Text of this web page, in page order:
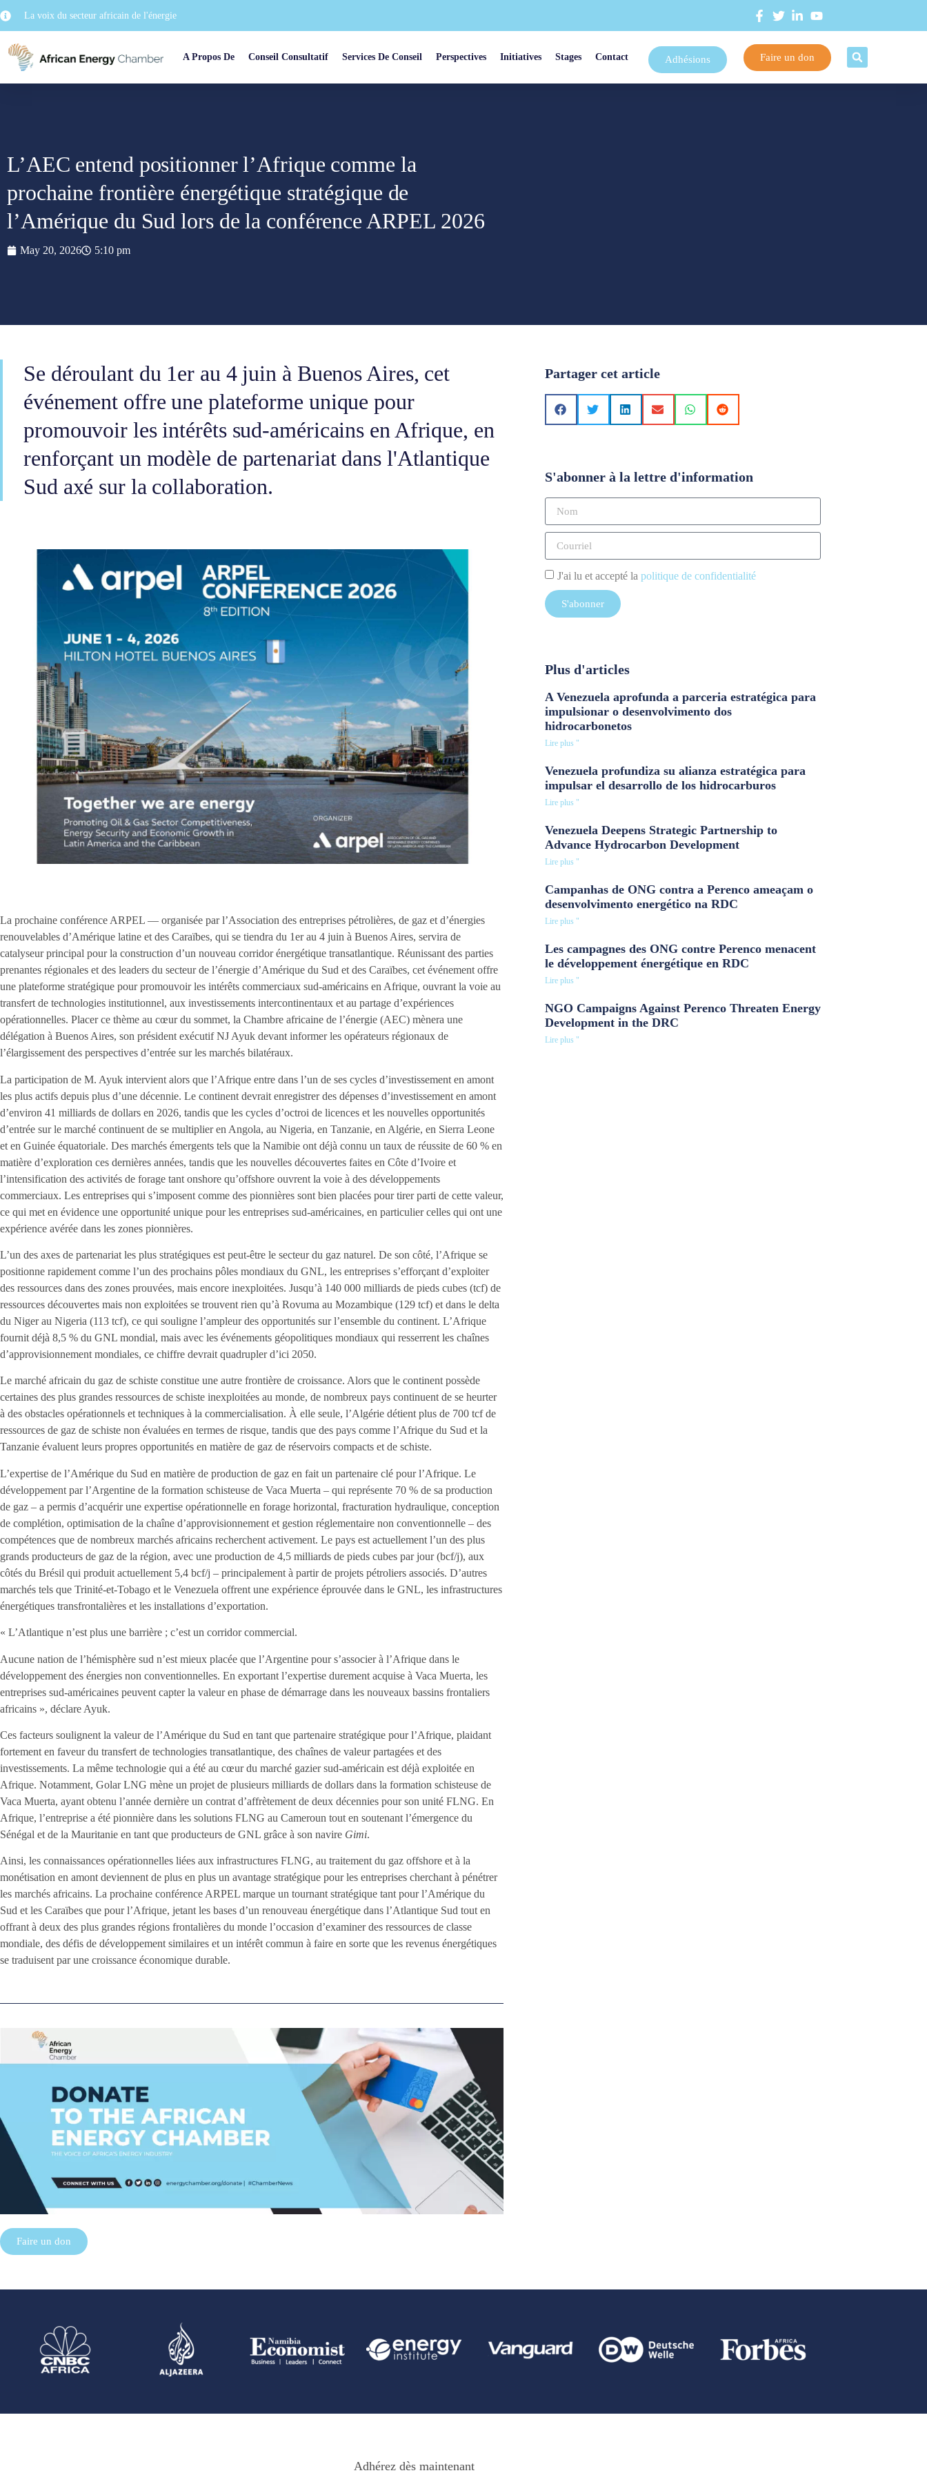
La voix du secteur africain de l'énergie
A Propos De Conseil Consultatif Services De Conseil Perspectives Initiatives Stages Contact Adhésions Faire un don
L’AEC entend positionner l’Afrique comme la
prochaine frontière énergétique stratégique de
l’Amérique du Sud lors de la conférence ARPEL 2026
May 20, 2026 5:10 pm
Se déroulant du 1er au 4 juin à Buenos Aires, cet
événement offre une plateforme unique pour
promouvoir les intérêts sud-américains en Afrique, en
renforçant un modèle de partenariat dans l'Atlantique
Sud axé sur la collaboration.
La prochaine conférence ARPEL — organisée par l’Association des entreprises pétrolières, de gaz et d’énergies
renouvelables d’Amérique latine et des Caraïbes, qui se tiendra du 1er au 4 juin à Buenos Aires, servira de
catalyseur principal pour la construction d’un nouveau corridor énergétique transatlantique. Réunissant des parties
prenantes régionales et des leaders du secteur de l’énergie d’Amérique du Sud et des Caraïbes, cet événement offre
une plateforme stratégique pour promouvoir les intérêts commerciaux sud-américains en Afrique, ouvrant la voie au
transfert de technologies institutionnel, aux investissements intercontinentaux et au partage d’expériences
opérationnelles. Placer ce thème au cœur du sommet, la Chambre africaine de l’énergie (AEC) mènera une
délégation à Buenos Aires, son président exécutif NJ Ayuk devant informer les opérateurs régionaux de
l’élargissement des perspectives d’entrée sur les marchés bilatéraux.
La participation de M. Ayuk intervient alors que l’Afrique entre dans l’un de ses cycles d’investissement en amont
les plus actifs depuis plus d’une décennie. Le continent devrait enregistrer des dépenses d’investissement en amont
d’environ 41 milliards de dollars en 2026, tandis que les cycles d’octroi de licences et les nouvelles opportunités
d’entrée sur le marché continuent de se multiplier en Angola, au Nigeria, en Tanzanie, en Algérie, en Sierra Leone
et en Guinée équatoriale. Des marchés émergents tels que la Namibie ont déjà connu un taux de réussite de 60 % en
matière d’exploration ces dernières années, tandis que les nouvelles découvertes faites en Côte d’Ivoire et
l’intensification des activités de forage tant onshore qu’offshore ouvrent la voie à des développements
commerciaux. Les entreprises qui s’imposent comme des pionnières sont bien placées pour tirer parti de cette valeur,
ce qui met en évidence une opportunité unique pour les entreprises sud-américaines, en particulier celles qui ont une
expérience avérée dans les zones pionnières.
L’un des axes de partenariat les plus stratégiques est peut-être le secteur du gaz naturel. De son côté, l’Afrique se
positionne rapidement comme l’un des prochains pôles mondiaux du GNL, les entreprises s’efforçant d’exploiter
des ressources dans des zones prouvées, mais encore inexploitées. Jusqu’à 140 000 milliards de pieds cubes (tcf) de
ressources découvertes mais non exploitées se trouvent rien qu’à Rovuma au Mozambique (129 tcf) et dans le delta
du Niger au Nigeria (113 tcf), ce qui souligne l’ampleur des opportunités sur l’ensemble du continent. L’Afrique
fournit déjà 8,5 % du GNL mondial, mais avec les événements géopolitiques mondiaux qui resserrent les chaînes
d’approvisionnement mondiales, ce chiffre devrait quadrupler d’ici 2050.
Le marché africain du gaz de schiste constitue une autre frontière de croissance. Alors que le continent possède
certaines des plus grandes ressources de schiste inexploitées au monde, de nombreux pays continuent de se heurter
à des obstacles opérationnels et techniques à la commercialisation. À elle seule, l’Algérie détient plus de 700 tcf de
ressources de gaz de schiste non évaluées en termes de risque, tandis que des pays comme l’Afrique du Sud et la
Tanzanie évaluent leurs propres opportunités en matière de gaz de réservoirs compacts et de schiste.
L’expertise de l’Amérique du Sud en matière de production de gaz en fait un partenaire clé pour l’Afrique. Le
développement par l’Argentine de la formation schisteuse de Vaca Muerta – qui représente 70 % de sa production
de gaz – a permis d’acquérir une expertise opérationnelle en forage horizontal, fracturation hydraulique, conception
de complétion, optimisation de la chaîne d’approvisionnement et gestion réglementaire non conventionnelle – des
compétences que de nombreux marchés africains recherchent activement. Le pays est actuellement l’un des plus
grands producteurs de gaz de la région, avec une production de 4,5 milliards de pieds cubes par jour (bcf/j), aux
côtés du Brésil qui produit actuellement 5,4 bcf/j – principalement à partir de projets pétroliers associés. D’autres
marchés tels que Trinité-et-Tobago et le Venezuela offrent une expérience éprouvée dans le GNL, les infrastructures
énergétiques transfrontalières et les installations d’exportation.
« L’Atlantique n’est plus une barrière ; c’est un corridor commercial.
Aucune nation de l’hémisphère sud n’est mieux placée que l’Argentine pour s’associer à l’Afrique dans le
développement des énergies non conventionnelles. En exportant l’expertise durement acquise à Vaca Muerta, les
entreprises sud-américaines peuvent capter la valeur en phase de démarrage dans les nouveaux bassins frontaliers
africains », déclare Ayuk.
Ces facteurs soulignent la valeur de l’Amérique du Sud en tant que partenaire stratégique pour l’Afrique, plaidant
fortement en faveur du transfert de technologies transatlantique, des chaînes de valeur partagées et des
investissements. La même technologie qui a été au cœur du marché gazier sud-américain est déjà exploitée en
Afrique. Notamment, Golar LNG mène un projet de plusieurs milliards de dollars dans la formation schisteuse de
Vaca Muerta, ayant obtenu l’année dernière un contrat d’affrètement de deux décennies pour son unité FLNG. En
Afrique, l’entreprise a été pionnière dans les solutions FLNG au Cameroun tout en soutenant l’émergence du
Sénégal et de la Mauritanie en tant que producteurs de GNL grâce à son navire Gimi.
Ainsi, les connaissances opérationnelles liées aux infrastructures FLNG, au traitement du gaz offshore et à la
monétisation en amont deviennent de plus en plus un avantage stratégique pour les entreprises cherchant à pénétrer
les marchés africains. La prochaine conférence ARPEL marque un tournant stratégique tant pour l’Amérique du
Sud et les Caraïbes que pour l’Afrique, jetant les bases d’un renouveau énergétique dans l’Atlantique Sud tout en
offrant à deux des plus grandes régions frontalières du monde l’occasion d’examiner des ressources de classe
mondiale, des défis de développement similaires et un intérêt commun à faire en sorte que les revenus énergétiques
se traduisent par une croissance économique durable.
Faire un don
Partager cet article
S'abonner à la lettre d'information
J'ai lu et accepté la politique de confidentialité
S'abonner
Plus d'articles
A Venezuela aprofunda a parceria estratégica para
impulsionar o desenvolvimento dos
hidrocarbonetos
Lire plus "
Venezuela profundiza su alianza estratégica para
impulsar el desarrollo de los hidrocarburos
Lire plus "
Venezuela Deepens Strategic Partnership to
Advance Hydrocarbon Development
Lire plus "
Campanhas de ONG contra a Perenco ameaçam o
desenvolvimento energético na RDC
Lire plus "
Les campagnes des ONG contre Perenco menacent
le développement énergétique en RDC
Lire plus "
NGO Campaigns Against Perenco Threaten Energy
Development in the DRC
Lire plus "
Adhérez dès maintenant